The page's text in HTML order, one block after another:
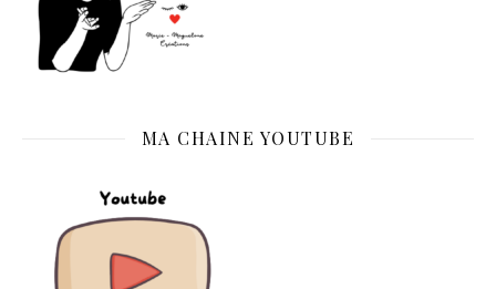
MA CHAINE YOUTUBE